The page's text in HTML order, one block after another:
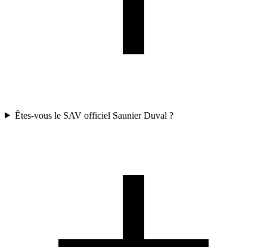
Êtes-vous le SAV officiel Saunier Duval ?